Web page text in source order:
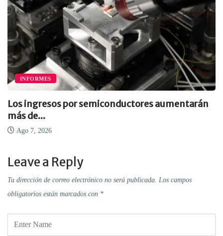
INFORMES
Los ingresos por semiconductores aumentarán
más de...
Ago 7, 2026
Leave a Reply
Tu dirección de correo electrónico no será publicada. Los campos
obligatorios están marcados con *